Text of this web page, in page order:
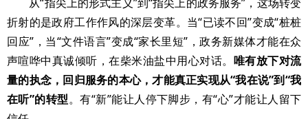
折射的是政府工作作风的深层变革。当“已读不回”变成“桩桩
回应”，当“文件语言”变成“家长里短”，政务新媒体才能在众
声喧哗中真诚倾听，在柴米油盐中用心对话。 唯有放下对流
量的执念，回归服务的本心，才能真正实现从“我在说”到“我
在听”的转型。有“新”能让人停下脚步，有“心”才能让人留下